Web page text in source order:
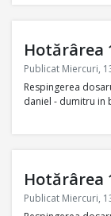
Hotărârea
Publicat Miercuri,
Respingerea
daniel - dumitru in
Hotărârea
Publicat Miercuri,